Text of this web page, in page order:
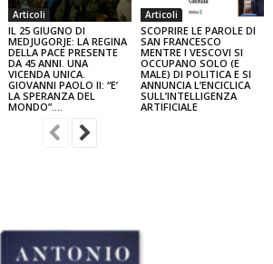
Articoli
IL 25 GIUGNO DI
MEDJUGORJE: LA REGINA
DELLA PACE PRESENTE
DA 45 ANNI. UNA
VICENDA UNICA.
GIOVANNI PAOLO II: “E’
LA SPERANZA DEL
MONDO”....
Articoli
SCOPRIRE LE PAROLE DI
SAN FRANCESCO
MENTRE I VESCOVI SI
OCCUPANO SOLO (E
MALE) DI POLITICA E SI
ANNUNCIA L’ENCICLICA
SULL’INTELLIGENZA
ARTIFICIALE